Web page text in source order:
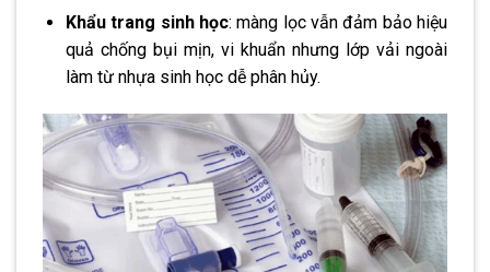
Khẩu trang sinh học: màng lọc vẫn đảm bảo hiệu
quả chống bụi mịn, vi khuẩn nhưng lớp vải ngoài
làm từ nhựa sinh học dễ phân hủy.